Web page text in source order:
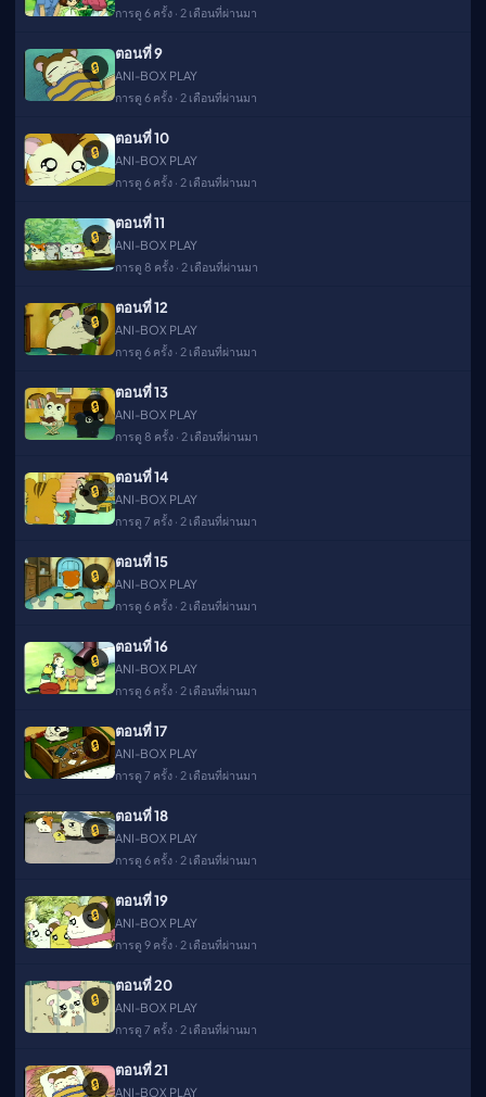
การดู 6 ครั้ง · 2 เดือนที่ผ่านมา
🔒
ตอนที่ 9
ANI-BOX PLAY
การดู 6 ครั้ง · 2 เดือนที่ผ่านมา
🔒
ตอนที่ 10
ANI-BOX PLAY
การดู 6 ครั้ง · 2 เดือนที่ผ่านมา
🔒
ตอนที่ 11
ANI-BOX PLAY
การดู 8 ครั้ง · 2 เดือนที่ผ่านมา
🔒
ตอนที่ 12
ANI-BOX PLAY
การดู 6 ครั้ง · 2 เดือนที่ผ่านมา
🔒
ตอนที่ 13
ANI-BOX PLAY
การดู 8 ครั้ง · 2 เดือนที่ผ่านมา
🔒
ตอนที่ 14
ANI-BOX PLAY
การดู 7 ครั้ง · 2 เดือนที่ผ่านมา
🔒
ตอนที่ 15
ANI-BOX PLAY
การดู 6 ครั้ง · 2 เดือนที่ผ่านมา
🔒
ตอนที่ 16
ANI-BOX PLAY
การดู 6 ครั้ง · 2 เดือนที่ผ่านมา
🔒
ตอนที่ 17
ANI-BOX PLAY
การดู 7 ครั้ง · 2 เดือนที่ผ่านมา
🔒
ตอนที่ 18
ANI-BOX PLAY
การดู 6 ครั้ง · 2 เดือนที่ผ่านมา
🔒
ตอนที่ 19
ANI-BOX PLAY
การดู 9 ครั้ง · 2 เดือนที่ผ่านมา
🔒
ตอนที่ 20
ANI-BOX PLAY
การดู 7 ครั้ง · 2 เดือนที่ผ่านมา
🔒
ตอนที่ 21
ANI-BOX PLAY